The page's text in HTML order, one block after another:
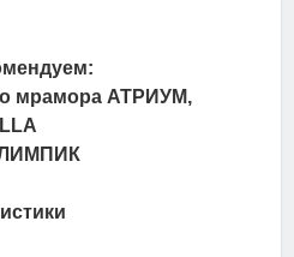
мрамора АТРИУМ,